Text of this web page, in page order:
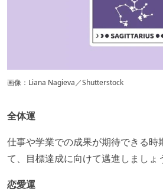
画像：Liana Nagieva／Shutterstock
全体運
仕事や学業での成果が期待できる時
て、目標達成に向けて邁進しましょ
恋愛運